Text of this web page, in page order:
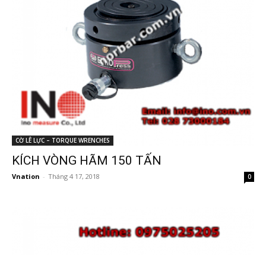
CỜ LÊ LỰC – TORQUE WRENCHES
KÍCH VÒNG HÃM 150 TẤN
Vnation - Tháng 4 17, 2018 0